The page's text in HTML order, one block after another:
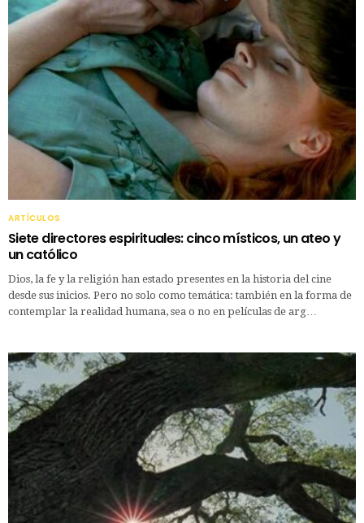
ARTÍCULOS
Siete directores espirituales: cinco místicos, un ateo y
un católico
Dios, la fe y la religión han estado presentes en la historia del cine
desde sus inicios. Pero no solo como temática: también en la forma de
contemplar la realidad humana, sea o no en películas de arg…